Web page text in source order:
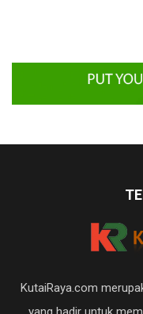
KutaiRaya.com